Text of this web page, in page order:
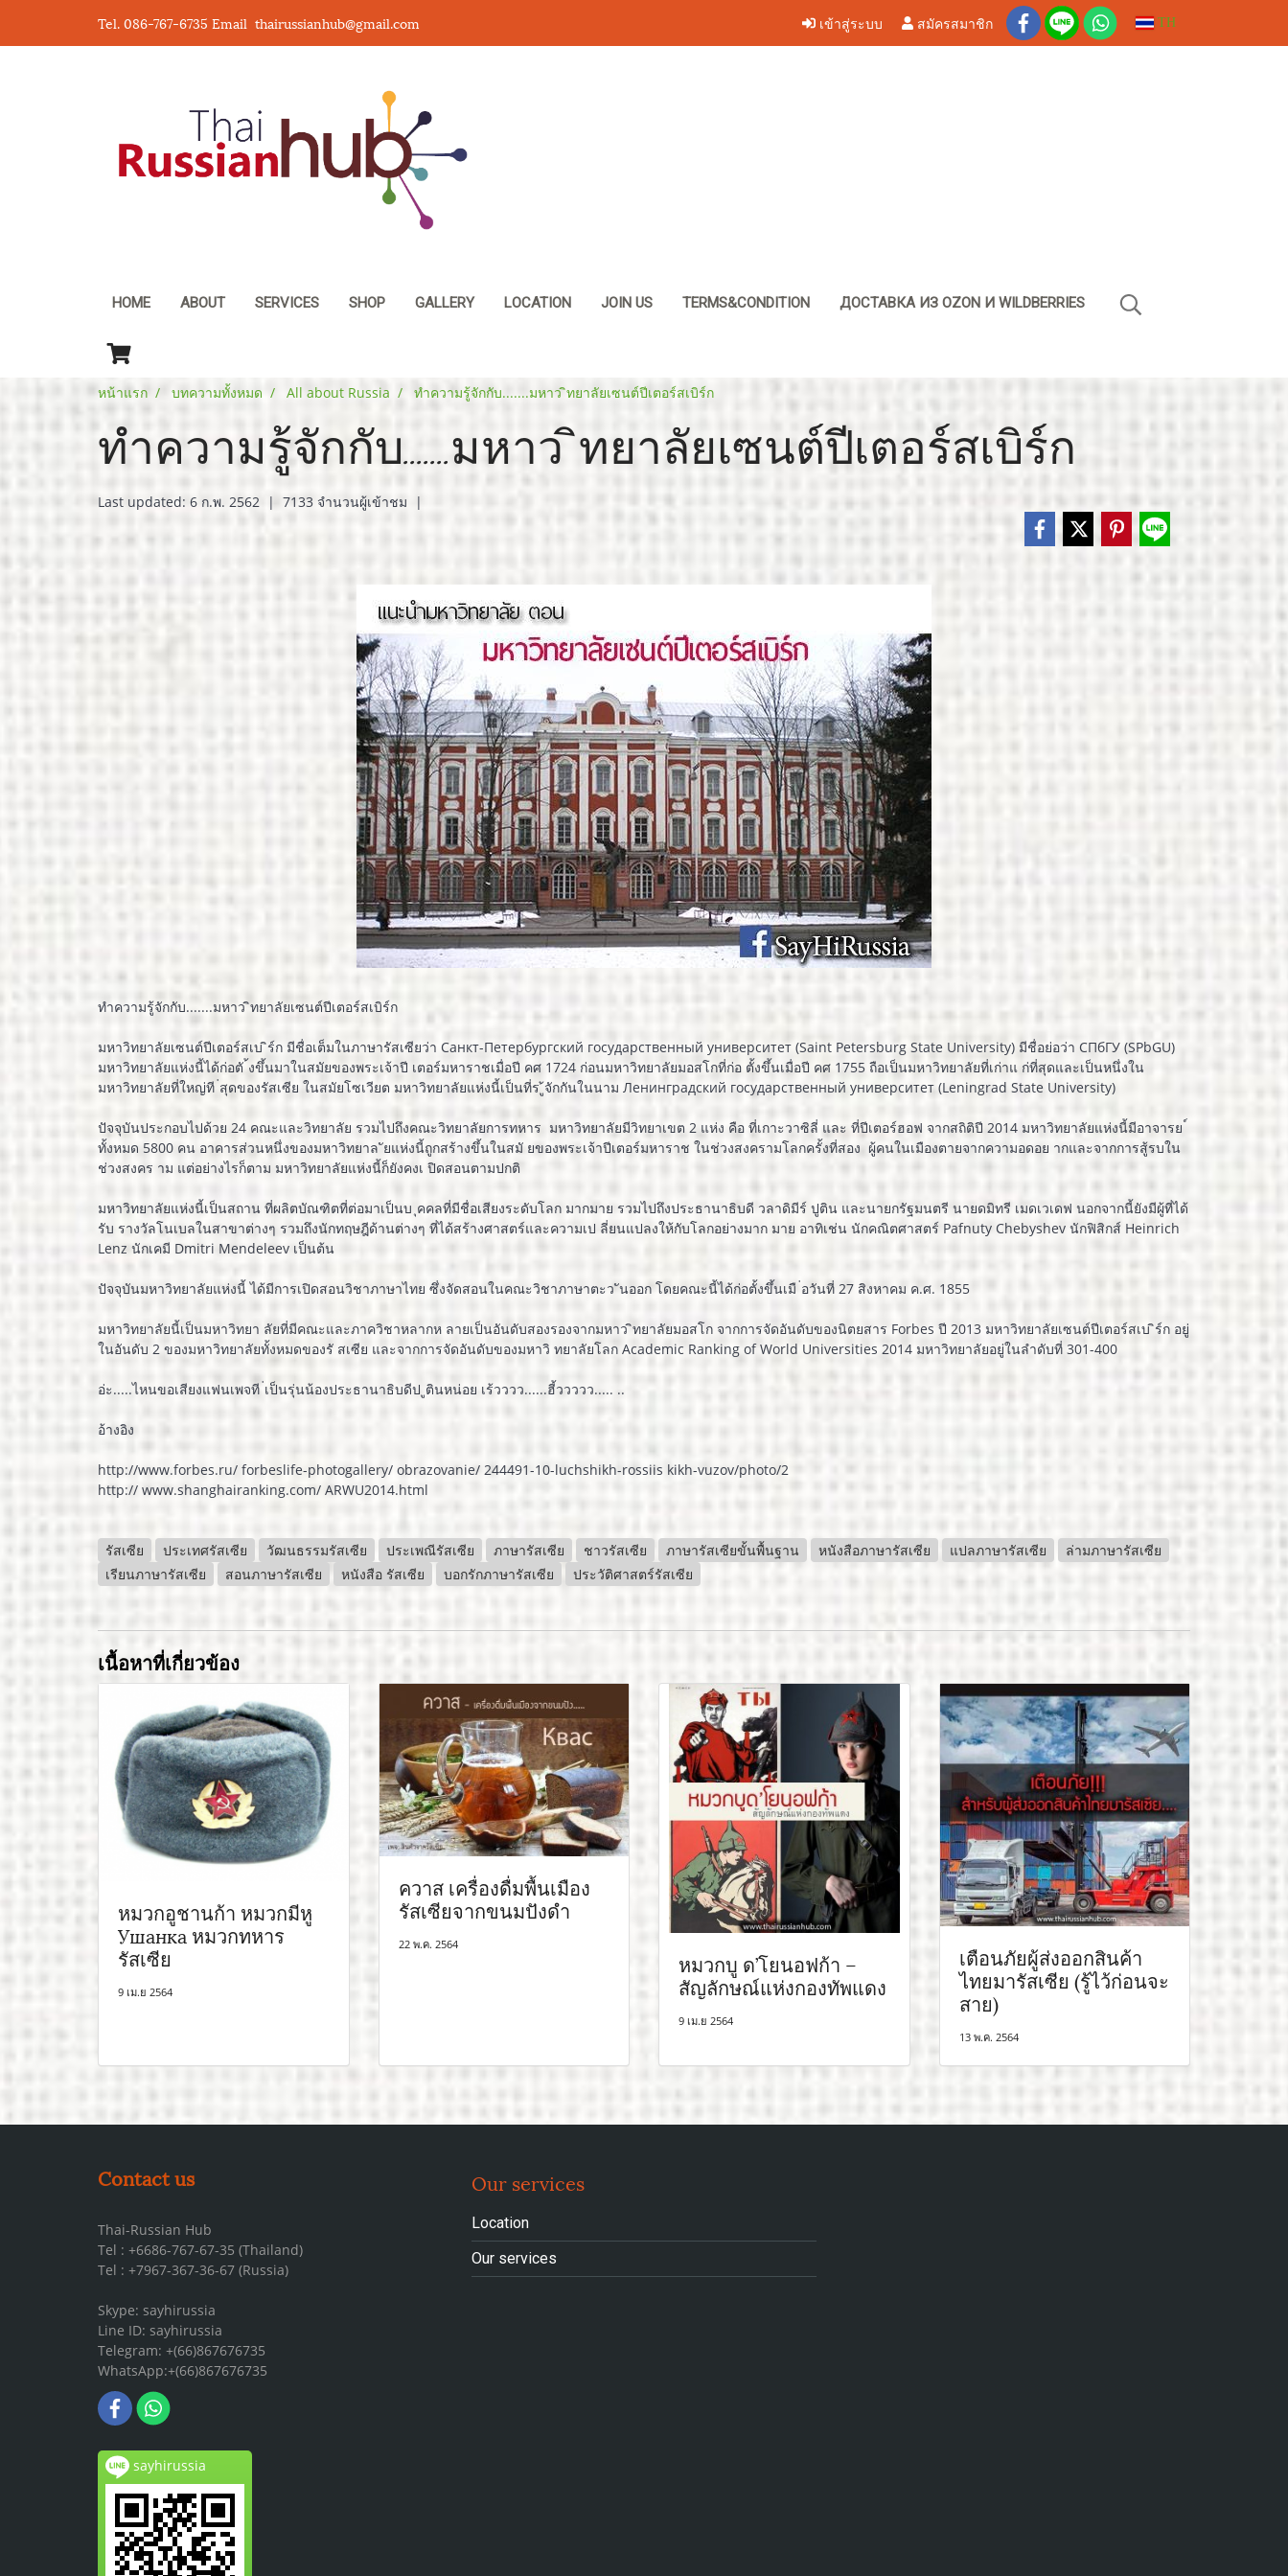
Tel. 086-767-6735 Email thairussianhub@gmail.com เข้าสู่ระบบ สมัครสมาชิก TH
HOME ABOUT SERVICES SHOP GALLERY LOCATION JOIN US TERMS&CONDITION ДОСТАВКА ИЗ OZON И WILDBERRIES
หน้าแรก บทความทั้งหมด All about Russia ทำความรู้จักกับ.......มหาว ิทยาลัยเซนต์ปีเตอร์สเบิร์ก
ทำความรู้จักกับ.......มหาว ิทยาลัยเซนต์ปีเตอร์สเบิร์ก
Last updated: 6 ก.พ. 2562 | 7133 จำนวนผู้เข้าชม |
ทำความรู้จักกับ.......มหาว ิทยาลัยเซนต์ปีเตอร์สเบิร์ก
มหาวิทยาลัยเซนต์ปีเตอร์สเบ ิร์ก มีชื่อเต็มในภาษารัสเซียว่า Санкт-Петербургский государственный университет (Saint Petersburg State University) มีชื่อย่อว่า СПбГУ (SPbGU)
มหาวิทยาลัยแห่งนี้ได้ก่อตั ้งขึ้นมาในสมัยของพระเจ้าปี เตอร์มหาราชเมื่อปี คศ 1724 ก่อนมหาวิทยาลัยมอสโกที่ก่อ ตั้งขึ้นเมื่อปี คศ 1755 ถือเป็นมหาวิทยาลัยที่เก่าแ ก่ที่สุดและเป็นหนึ่งใน
มหาวิทยาลัยที่ใหญ่ที ่สุดของรัสเซีย ในสมัยโซเวียต มหาวิทยาลัยแห่งนี้เป็นที่ร ู้จักกันในนาม Ленинградский государственный университет (Leningrad State University)
ปัจจุบันประกอบไปด้วย 24 คณะและวิทยาลัย รวมไปถึงคณะวิทยาลัยการทหาร มหาวิทยาลัยมีวิทยาเขต 2 แห่ง คือ ที่เกาะวาซิลี่ และ ที่ปีเตอร์ฮอฟ จากสถิติปี 2014 มหาวิทยาลัยแห่งนี้มีอาจารย ์
ทั้งหมด 5800 คน อาคารส่วนหนึ่งของมหาวิทยาล ัยแห่งนี้ถูกสร้างขึ้นในสมั ยของพระเจ้าปีเตอร์มหาราช ในช่วงสงครามโลกครั้งที่สอง ผู้คนในเมืองตายจากความอดอย ากและจากการสู้รบใน
ช่วงสงคร าม แต่อย่างไรก็ตาม มหาวิทยาลัยแห่งนี้ก็ยังคงเ ปิดสอนตามปกติ
มหาวิทยาลัยแห่งนี้เป็นสถาน ที่ผลิตบัณฑิตที่ต่อมาเป็นบ ุคคลที่มีชื่อเสียงระดับโลก มากมาย รวมไปถึงประธานาธิบดี วลาดิมีร์ ปูติน และนายกรัฐมนตรี นายดมิทรี เมดเวเดฟ นอกจากนี้ยังมีผู้ที่ได้
รับ รางวัลโนเบลในสาขาต่างๆ รวมถึงนักทฤษฎีด้านต่างๆ ที่ได้สร้างศาสตร์และความเป ลี่ยนแปลงให้กับโลกอย่างมาก มาย อาทิเช่น นักคณิตศาสตร์ Pafnuty Chebyshev นักฟิสิกส์ Heinrich
Lenz นักเคมี Dmitri Mendeleev เป็นต้น
ปัจจุบันมหาวิทยาลัยแห่งนี้ ได้มีการเปิดสอนวิชาภาษาไทย ซึ่งจัดสอนในคณะวิชาภาษาตะว ันออก โดยคณะนี้ได้ก่อตั้งขึ้นเมื ่อวันที่ 27 สิงหาคม ค.ศ. 1855
มหาวิทยาลัยนี้เป็นมหาวิทยา ลัยที่มีคณะและภาควิชาหลากห ลายเป็นอันดับสองรองจากมหาว ิทยาลัยมอสโก จากการจัดอันดับของนิตยสาร Forbes ปี 2013 มหาวิทยาลัยเซนต์ปีเตอร์สเบ ิร์ก อยู่
ในอันดับ 2 ของมหาวิทยาลัยทั้งหมดของรั สเซีย และจากการจัดอันดับของมหาวิ ทยาลัยโลก Academic Ranking of World Universities 2014 มหาวิทยาลัยอยู่ในลำดับที่ 301-400
อ่ะ.....ไหนขอเสียงแฟนเพจที ่เป็นรุ่นน้องประธานาธิบดีป ูตินหน่อย เร้วววว......ฮี้ววววว..... ..
อ้างอิง
http://www.forbes.ru/ forbeslife-photogallery/ obrazovanie/ 244491-10-luchshikh-rossiis kikh-vuzov/photo/2
http:// www.shanghairanking.com/ ARWU2014.html
รัสเซีย ประเทศรัสเซีย วัฒนธรรมรัสเซีย ประเพณีรัสเซีย ภาษารัสเซีย ชาวรัสเซีย ภาษารัสเซียขั้นพื้นฐาน หนังสือภาษารัสเซีย แปลภาษารัสเซีย
ล่ามภาษารัสเซีย
เรียนภาษารัสเซีย
สอนภาษารัสเซีย หนังสือ รัสเซีย บอกรักภาษารัสเซีย ประวัติศาสตร์รัสเซีย
เนื้อหาที่เกี่ยวข้อง
หมวกอูชานก้า หมวกมีหู
Ушанка หมวกทหาร
รัสเซีย
9 เม.ย 2564
ควาส เครื่องดื่มพื้นเมือง
รัสเซียจากขนมปังดำ
22 พ.ค. 2564
หมวกบู ด’โยนอฟก้า –
สัญลักษณ์แห่งกองทัพแดง
9 เม.ย 2564
เตือนภัยผู้ส่งออกสินค้า
ไทยมารัสเซีย (รู้ไว้ก่อนจะ
สาย)
13 พ.ค. 2564
Contact us
Thai-Russian Hub
Tel : +6686-767-67-35 (Thailand)
Tel : +7967-367-36-67 (Russia)
Skype: sayhirussia
Line ID: sayhirussia
Telegram: +(66)867676735
WhatsApp:+(66)867676735
sayhirussia
Our services
Location
Our services